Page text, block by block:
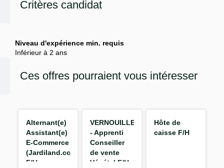
Critères candidat
Niveau d'expérience min. requis
Inférieur à 2 ans
Ces offres pourraient vous intéresser
Alternant(e)
Assistant(e)
E-Commerce
(Jardiland.com)
F/H
VERNOUILLET
- Apprenti
Conseiller
de vente
Végétal F/H
Hôte de
caisse F/H